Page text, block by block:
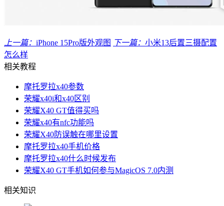
上一篇： iPhone 15Pro版外观图 下一篇： 小米13后置三摄配置
怎么样
相关教程
摩托罗拉x40参数
荣耀x40i和x40区别
荣耀X40 GT值得买吗
荣耀x40有nfc功能吗
荣耀X40防误触在哪里设置
摩托罗拉x40手机价格
摩托罗拉x40什么时候发布
荣耀X40 GT手机如何参与MagicOS 7.0内测
相关知识